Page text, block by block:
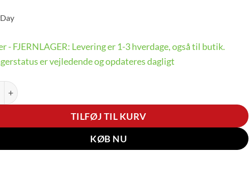
- FJERNLAGER: Levering er 1-3 hverdage, også til butik.
er vejledende og opdateres dagligt
T14s G6 (Intel) antal
TILFØJ TIL KURV
KØB NU